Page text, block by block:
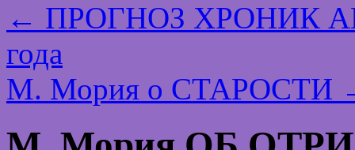
← ПРОГНОЗ ХРОНИК
года
М. Мория о СТАРОСТИ